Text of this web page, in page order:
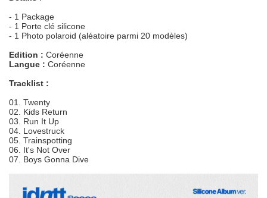
- 1 Package
- 1 Porte clé silicone
- 1 Photo polaroid (aléatoire parmi 20 modèles)
Edition : Coréenne
Langue : Coréenne
Tracklist :
01. Twenty
02. Kids Return
03. Run It Up
04. Lovestruck
05. Trainspotting
06. It's Not Over
07. Boys Gonna Dive